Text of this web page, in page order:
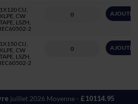
1X120 CU,
XLPE, CW
TAPE, LSZH,
IEC60502-2
1X150 CU,
XLPE, CW
TAPE, LSZH,
IEC60502-2
juillet 2026 Moyenne - £10114.95